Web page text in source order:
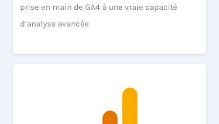
prise en main de GA4 à une vraie capacité
d’analyse avancée